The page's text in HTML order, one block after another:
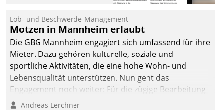
Ressort Kapitalanlage für
künftige Aufgaben und
Herausforderungen
gerüstet.
Lob- und Beschwerde-Management
Motzen in Mannheim erlaubt
Die GBG Mannheim engagiert sich umfassend für ihre
Mieter. Dazu gehören kulturelle, soziale und
sportliche Aktivitäten, die eine hohe Wohn- und
Lebensqualität unterstützen. Nun geht das
Engagement noch weiter: Für die zügige Bearbeitung
von Beschwerden – oder Lob – richtet das
Andreas Lerchner